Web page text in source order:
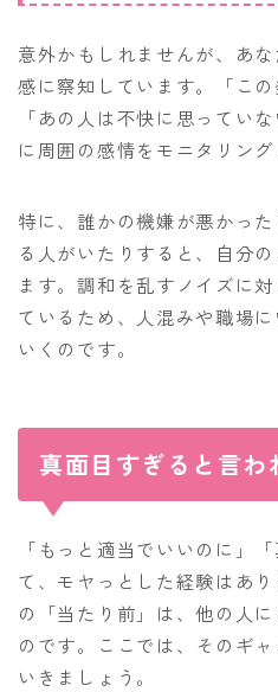
意外かもしれませんが、あ
感に察知しています。「この
「あの人は不快に思ってい
に周囲の感情をモニタリング
特に、誰かの機嫌が悪かっ
る人がいたりすると、自分
ます。調和を乱すノイズに
ているため、人混みや職場
いくのです。
真面目すぎると言わ
「もっと適当でいいのに」
て、モヤっとした経験はあ
の「当たり前」は、他の人
のです。ここでは、そのギ
いきましょう。